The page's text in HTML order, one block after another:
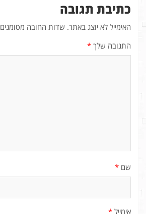
כתיבת תגובה
האימייל לא יוצג באתר. שדות החובה מסומנים
התגובה שלך *
שם *
אימייל *